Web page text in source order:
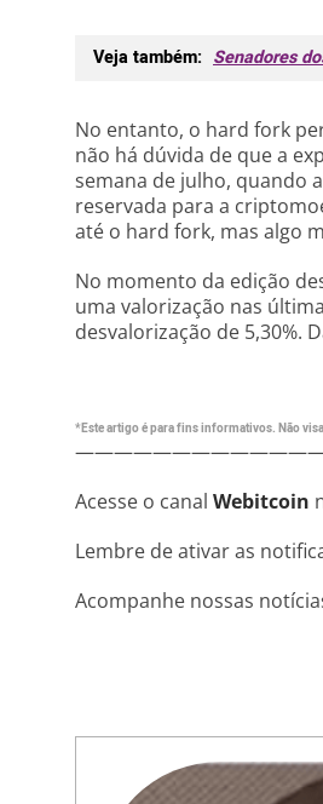
Veja também: Senadores
No entanto, o hard fork
não há dúvida de que a
semana de julho, quando
reservada para a
até o hard fork, mas algo
No momento da edição
uma valorização nas
desvalorização de 5,30%.
*Este artigo é para fins informativos. Não
Acesse o canal Webitcoin
Lembre de ativar as
Acompanhe nossas